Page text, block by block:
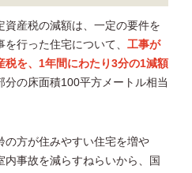
産税の減額は、一定の要件を
行った住宅について、 工事が
税を、1年間にわたり3分の1減額
分の床面積100平方メートル相当
の方が住みやすい住宅を増や
内事故を減らすねらいから、国